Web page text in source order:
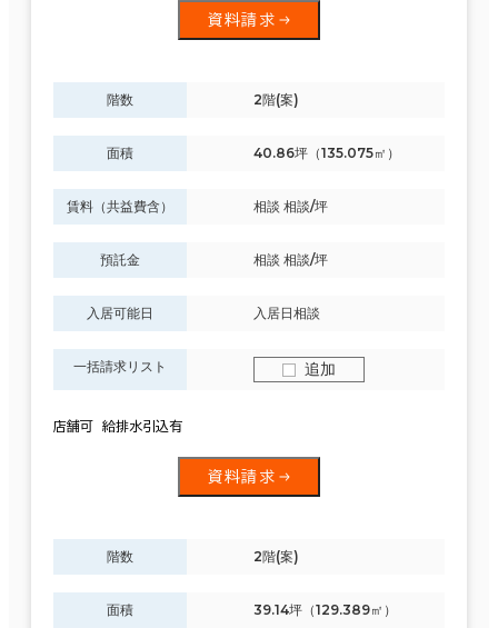
資料請求
階数 2階(案)
面積 40.86坪（135.075㎡）
賃料（共益費含） 相談 相談/坪
預託金 相談 相談/坪
入居可能日 入居日相談
一括請求リスト 追加
店舗可 給排水引込有
資料請求
階数 2階(案)
面積 39.14坪（129.389㎡）